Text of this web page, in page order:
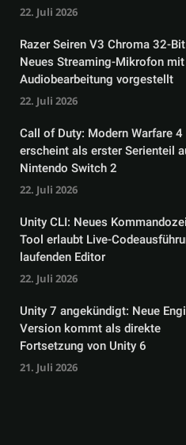
22. Juli 2026
Razer Seiren V3 Chroma 32-
Neues Streaming-Mikrofon
Audiobearbeitung vorgestellt
22. Juli 2026
Call of Duty: Modern Warfare 4
erscheint als erster Serienteil
Nintendo Switch 2
22. Juli 2026
Unity CLI: Neues
Tool erlaubt Live-
laufenden Editor
22. Juli 2026
Unity 7 angekündigt: Neue
Version kommt als direkte
Fortsetzung von Unity 6
21. Juli 2026